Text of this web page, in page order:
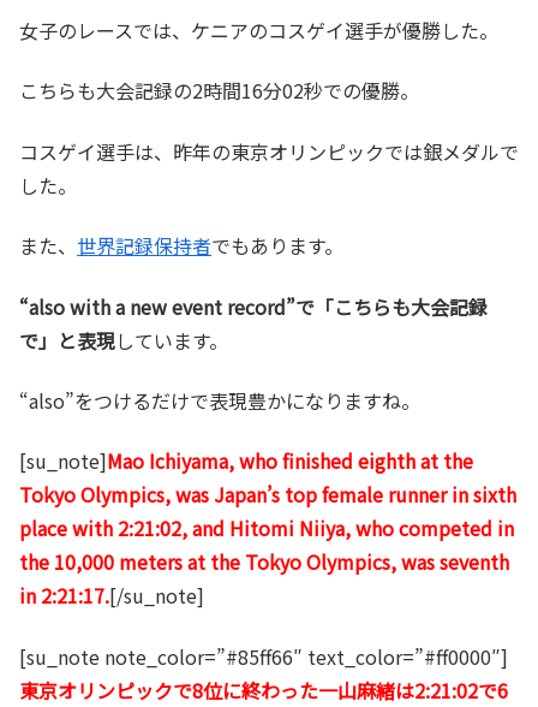
女子のレースでは、ケニアのコスゲイ選手が優勝した。
こちらも大会記録の2時間16分02秒での優勝。
コスゲイ選手は、昨年の東京オリンピックでは銀メダルで
した。
また、 世界記録保持者でもあります。
“also with a new event record”で「こちらも大会記録
で」と表現しています。
“also”をつけるだけで表現豊かになりますね。
[su_note]Mao Ichiyama, who finished eighth at the
Tokyo Olympics, was Japan’s top female runner in sixth
place with 2:21:02, and Hitomi Niiya, who competed in
the 10,000 meters at the Tokyo Olympics, was seventh
in 2:21:17.[/su_note]
[su_note note_color=”#85ff66″ text_color=”#ff0000″]
東京オリンピックで8位に終わった一山麻緒は2:21:02で6